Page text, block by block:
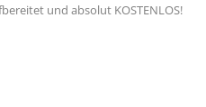
und absolut KOSTENLOS!